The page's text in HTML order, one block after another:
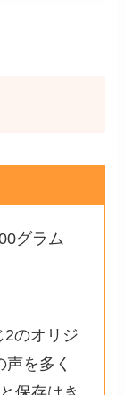
グラム
2のオリジ
を多く